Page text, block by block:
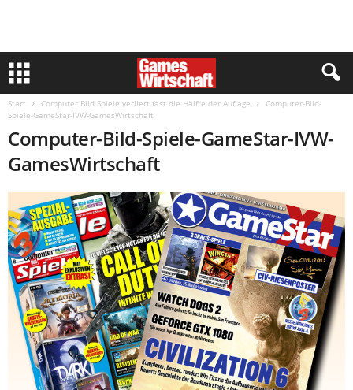
Start Computer Bild Spiele verliert fast die Hälfte der Auflage
Computer-Bild-
Spiele-GameStar-IVW-GamesWirtschaft
Computer-Bild-Spiele-GameStar-IVW-
GamesWirtschaft